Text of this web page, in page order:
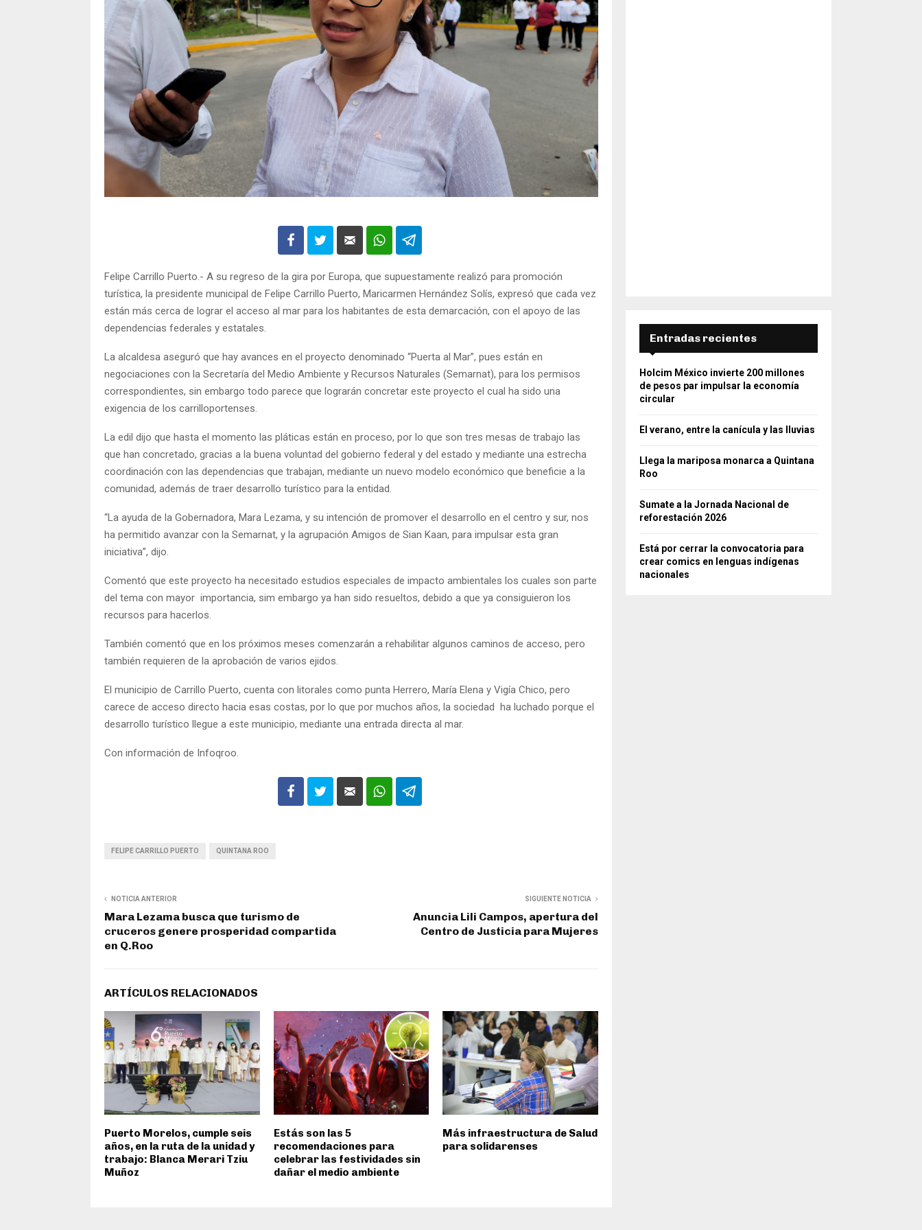
Felipe Carrillo Puerto.- A su regreso de la gira por Europa, que supuestamente realizó para promoción
turística, la presidente municipal de Felipe Carrillo Puerto, Maricarmen Hernández Solís, expresó que cada vez
están más cerca de lograr el acceso al mar para los habitantes de esta demarcación, con el apoyo de las
dependencias federales y estatales.
La alcaldesa aseguró que hay avances en el proyecto denominado “Puerta al Mar”, pues están en
negociaciones con la Secretaría del Medio Ambiente y Recursos Naturales (Semarnat), para los permisos
correspondientes, sin embargo todo parece que lograrán concretar este proyecto el cual ha sido una
exigencia de los carrilloportenses.
La edil dijo que hasta el momento las pláticas están en proceso, por lo que son tres mesas de trabajo las
que han concretado, gracias a la buena voluntad del gobierno federal y del estado y mediante una estrecha
coordinación con las dependencias que trabajan, mediante un nuevo modelo económico que beneficie a la
comunidad, además de traer desarrollo turístico para la entidad.
“La ayuda de la Gobernadora, Mara Lezama, y su intención de promover el desarrollo en el centro y sur, nos
ha permitido avanzar con la Semarnat, y la agrupación Amigos de Sian Kaan, para impulsar esta gran
iniciativa”, dijo.
Comentó que este proyecto ha necesitado estudios especiales de impacto ambientales los cuales son parte
del tema con mayor importancia, sim embargo ya han sido resueltos, debido a que ya consiguieron los
recursos para hacerlos.
También comentó que en los próximos meses comenzarán a rehabilitar algunos caminos de acceso, pero
también requieren de la aprobación de varios ejidos.
El municipio de Carrillo Puerto, cuenta con litorales como punta Herrero, María Elena y Vigía Chico, pero
carece de acceso directo hacia esas costas, por lo que por muchos años, la sociedad ha luchado porque el
desarrollo turístico llegue a este municipio, mediante una entrada directa al mar.
Con información de Infoqroo.
FELIPE CARRILLO PUERTO QUINTANA ROO
NOTICIA ANTERIOR
Mara Lezama busca que turismo de
cruceros genere prosperidad compartida
en Q.Roo
SIGUIENTE NOTICIA
Anuncia Lili Campos, apertura del
Centro de Justicia para Mujeres
ARTÍCULOS RELACIONADOS
Puerto Morelos, cumple seis
años, en la ruta de la unidad y
trabajo: Blanca Merari Tziu
Muñoz
Estás son las 5
recomendaciones para
celebrar las festividades sin
dañar el medio ambiente
Más infraestructura de Salud
para solidarenses
Entradas recientes
Holcim México invierte 200 millones
de pesos par impulsar la economía
circular
El verano, entre la canícula y las lluvias
Llega la mariposa monarca a Quintana
Roo
Sumate a la Jornada Nacional de
reforestación 2026
Está por cerrar la convocatoria para
crear comics en lenguas indígenas
nacionales